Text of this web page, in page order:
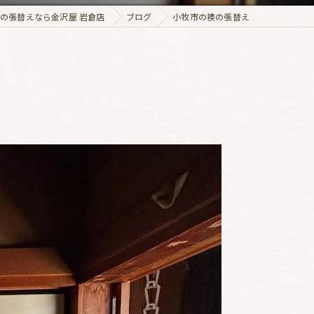
張替えなら金沢屋 岩倉店 ブログ 小牧市の襖の張替え